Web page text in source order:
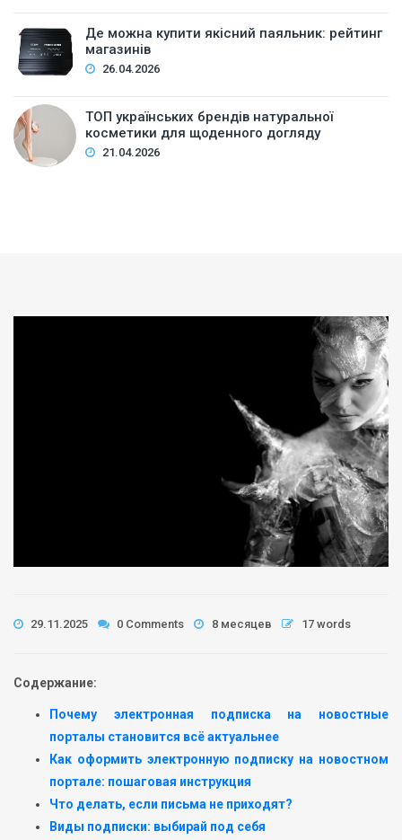
Де можна купити якісний паяльник: рейтинг
магазинів
26.04.2026
ТОП українських брендів натуральної
косметики для щоденного догляду
21.04.2026
29.11.2025 0 Comments 8 месяцев 17 words
Содержание:
Почему электронная подписка на новостные
порталы становится всё актуальнее
Как оформить электронную подписку на новостном
портале: пошаговая инструкция
Что делать, если письма не приходят?
Виды подписки: выбирай под себя